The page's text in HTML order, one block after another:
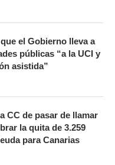
el Gobierno lleva a
públicas “a la UCI y
asistida”
CC de pasar de llamar
la quita de 3.259
para Canarias